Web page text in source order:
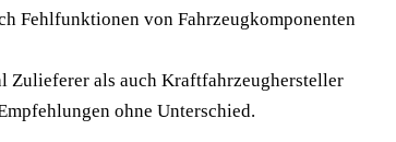
Fehlfunktionen von Fahrzeugkomponenten
Zulieferer als auch Kraftfahrzeughersteller
ohne Unterschied.